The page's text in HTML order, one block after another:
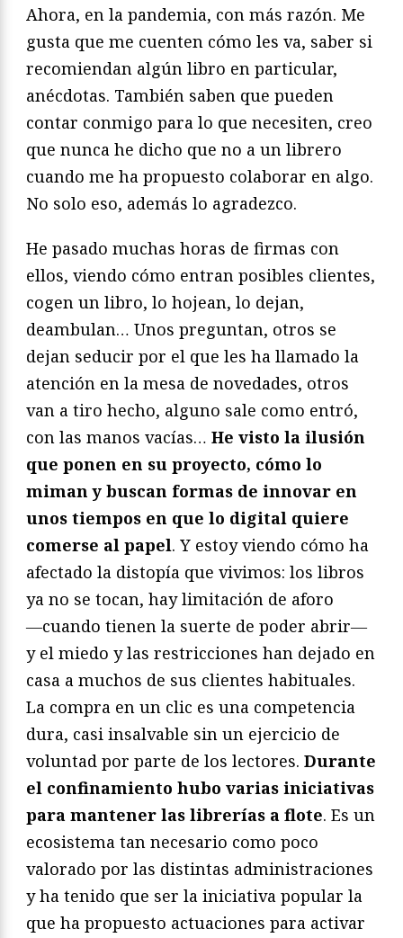
Ahora, en la pandemia, con más razón. Me
gusta que me cuenten cómo les va, saber si
recomiendan algún libro en particular,
anécdotas. También saben que pueden
contar conmigo para lo que necesiten, creo
que nunca he dicho que no a un librero
cuando me ha propuesto colaborar en algo.
No solo eso, además lo agradezco.
He pasado muchas horas de firmas con
ellos, viendo cómo entran posibles clientes,
cogen un libro, lo hojean, lo dejan,
deambulan… Unos preguntan, otros se
dejan seducir por el que les ha llamado la
atención en la mesa de novedades, otros
van a tiro hecho, alguno sale como entró,
con las manos vacías… He visto la ilusión
que ponen en su proyecto, cómo lo
miman y buscan formas de innovar en
unos tiempos en que lo digital quiere
comerse al papel. Y estoy viendo cómo ha
afectado la distopía que vivimos: los libros
ya no se tocan, hay limitación de aforo
―cuando tienen la suerte de poder abrir―
y el miedo y las restricciones han dejado en
casa a muchos de sus clientes habituales.
La compra en un clic es una competencia
dura, casi insalvable sin un ejercicio de
voluntad por parte de los lectores. Durante
el confinamiento hubo varias iniciativas
para mantener las librerías a flote. Es un
ecosistema tan necesario como poco
valorado por las distintas administraciones
y ha tenido que ser la iniciativa popular la
que ha propuesto actuaciones para activar